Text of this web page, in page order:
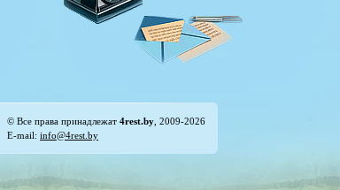
© Все права принадлежат 4rest.by , 2009-2026
E-mail: info@4rest.by